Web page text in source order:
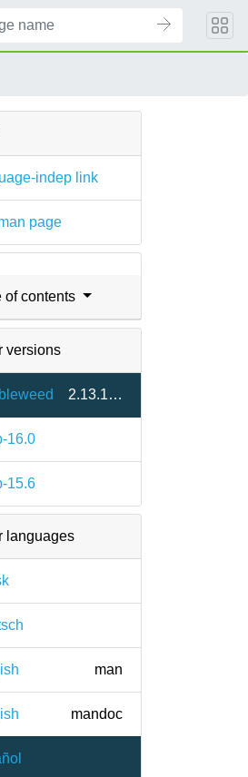
indep link
page
of contents
versions
2.13.1-7.3
16.0
15.6
languages
man
mandoc